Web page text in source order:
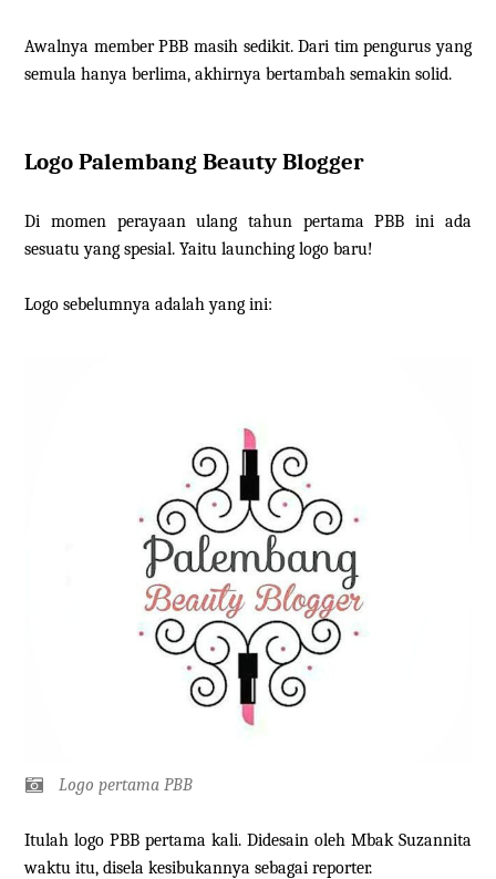
Awalnya member PBB masih sedikit. Dari tim pengurus yang
semula hanya berlima, akhirnya bertambah semakin solid.
Logo Palembang Beauty Blogger
Di momen perayaan ulang tahun pertama PBB ini ada
sesuatu yang spesial. Yaitu launching logo baru!
Logo sebelumnya adalah yang ini:
Logo pertama PBB
Itulah logo PBB pertama kali. Didesain oleh Mbak Suzannita
waktu itu, disela kesibukannya sebagai reporter.